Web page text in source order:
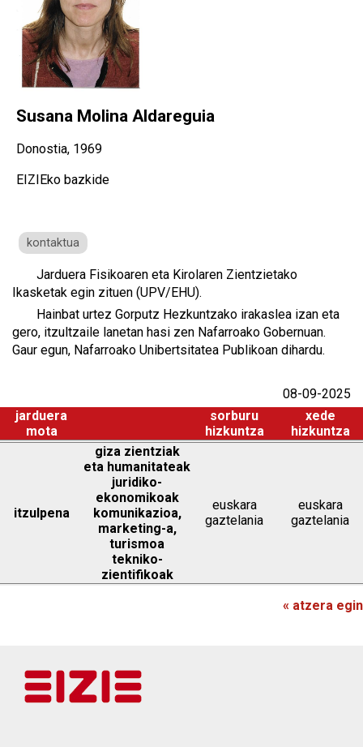
Susana Molina Aldareguia
Donostia, 1969
EIZIEko bazkide
kontaktua
Jarduera Fisikoaren eta Kirolaren Zientzietako
Ikasketak egin zituen (UPV/EHU).
Hainbat urtez Gorputz Hezkuntzako irakaslea izan eta
gero, itzultzaile lanetan hasi zen Nafarroako Gobernuan.
Gaur egun, Nafarroako Unibertsitatea Publikoan dihardu.
08-09-2025
jarduera
mota
sorburu
hizkuntza
xede
hizkuntza
itzulpena
giza zientziak
eta humanitateak
juridiko-
ekonomikoak
komunikazioa,
marketing-a,
turismoa
tekniko-
zientifikoak
euskara
gaztelania
euskara
gaztelania
« atzera egin